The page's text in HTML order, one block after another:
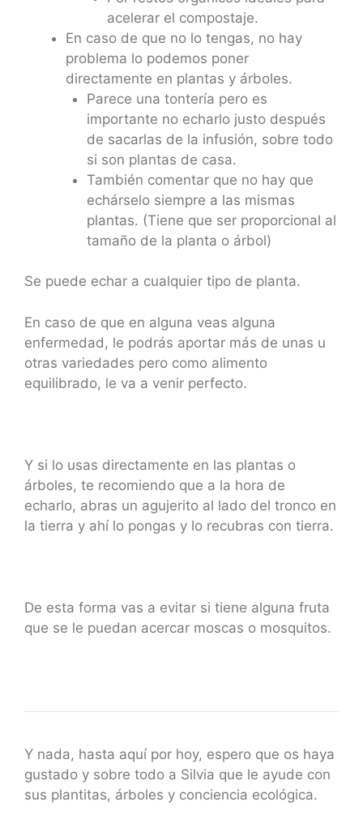
acelerar el compostaje.
En caso de que no lo tengas, no hay
problema lo podemos poner
directamente en plantas y árboles.
Parece una tontería pero es
importante no echarlo justo después
de sacarlas de la infusión, sobre todo
si son plantas de casa.
También comentar que no hay que
echárselo siempre a las mismas
plantas. (Tiene que ser proporcional al
tamaño de la planta o árbol)
Se puede echar a cualquier tipo de planta.
En caso de que en alguna veas alguna
enfermedad, le podrás aportar más de unas u
otras variedades pero como alimento
equilibrado, le va a venir perfecto.
Y si lo usas directamente en las plantas o
árboles, te recomiendo que a la hora de
echarlo, abras un agujerito al lado del tronco en
la tierra y ahí lo pongas y lo recubras con tierra.
De esta forma vas a evitar si tiene alguna fruta
que se le puedan acercar moscas o mosquitos.
Y nada, hasta aquí por hoy, espero que os haya
gustado y sobre todo a Silvia que le ayude con
sus plantitas, árboles y conciencia ecológica.